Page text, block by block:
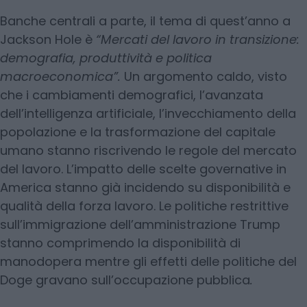
Banche centrali a parte, il tema di quest’anno a
Jackson Hole è “Mercati del lavoro in transizione:
demografia, produttività e politica
macroeconomica”. Un argomento caldo, visto
che i cambiamenti demografici, l’avanzata
dell’intelligenza artificiale, l’invecchiamento della
popolazione e la trasformazione del capitale
umano stanno riscrivendo le regole del mercato
del lavoro. L’impatto delle scelte governative in
America stanno già incidendo su disponibilità e
qualità della forza lavoro. Le politiche restrittive
sull’immigrazione dell’amministrazione Trump
stanno comprimendo la disponibilità di
manodopera mentre gli effetti delle politiche del
Doge gravano sull’occupazione pubblica.